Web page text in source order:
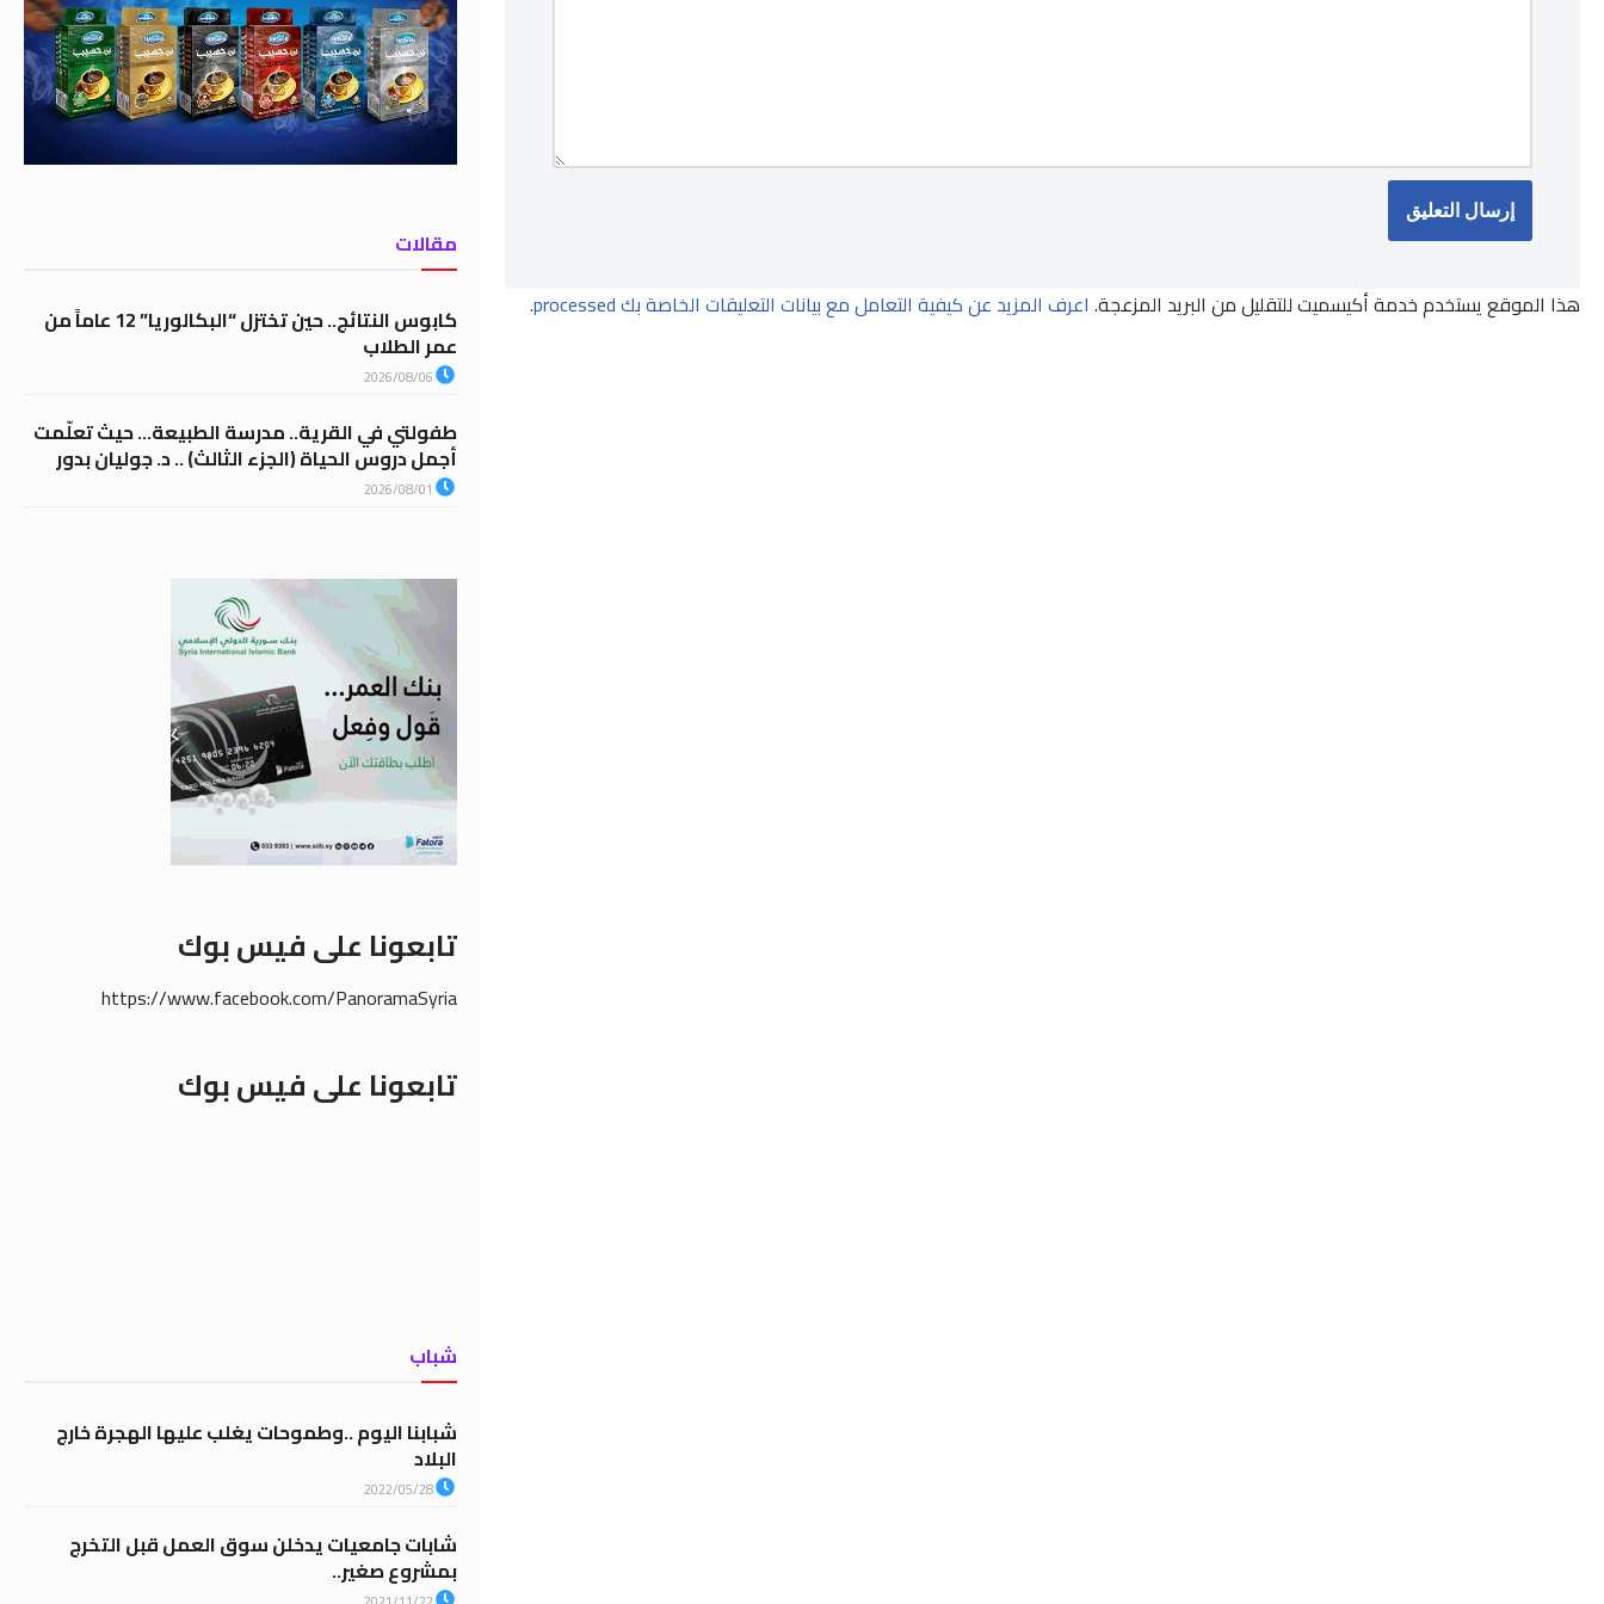
هذا الموقع يستخدم خدمة أكيسميت للتقليل من البريد المزعجة. اعرف المزيد عن كيفية التعامل مع بيانات التعليقات الخاصة بك processed .
مقالات
كابوس النتائج.. حين تختزل “البكالوريا” 12 عاماً من
عمر الطلاب
2026/08/06
طفولتي في القرية.. مدرسة الطبيعة… حيث تعلّمت
أجمل دروس الحياة (الجزء الثالث) .. د. جوليان بدور
2026/08/01
تابعونا على فيس بوك
https://www.facebook.com/PanoramaSyria
تابعونا على فيس بوك
شباب
شبابنا اليوم ..وطموحات يغلب عليها الهجرة خارج
البلاد
2022/05/28
شابات جامعيات يدخلن سوق العمل قبل التخرج
بمشروع صغير..